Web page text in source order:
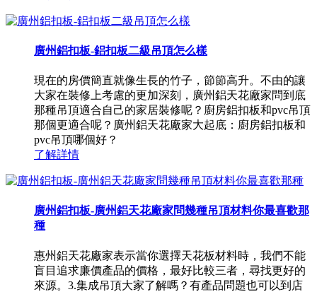
廣州鋁扣板-鋁扣板二級吊頂怎么樣
現在的房價簡直就像生長的竹子，節節高升。不由的讓
大家在裝修上考慮的更加深刻，廣州鋁天花廠家問到底
那種吊頂適合自己的家居裝修呢？廚房鋁扣板和pvc吊頂
那個更適合呢？廣州鋁天花廠家大起底：廚房鋁扣板和
pvc吊頂哪個好？
了解詳情
廣州鋁扣板-廣州鋁天花廠家問幾種吊頂材料你最喜歡那
種
惠州鋁天花廠家表示當你選擇天花板材料時，我們不能
盲目追求廉價產品的價格，最好比較三者，尋找更好的
來源。3.集成吊頂大家了解嗎？有產品問題也可以到店